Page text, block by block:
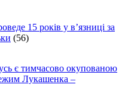
15 років у в’язниці за
(56)
є тимчасово окупованою
Лукашенка –